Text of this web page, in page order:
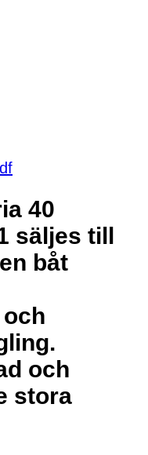
40
säljes till
båt
och
stora